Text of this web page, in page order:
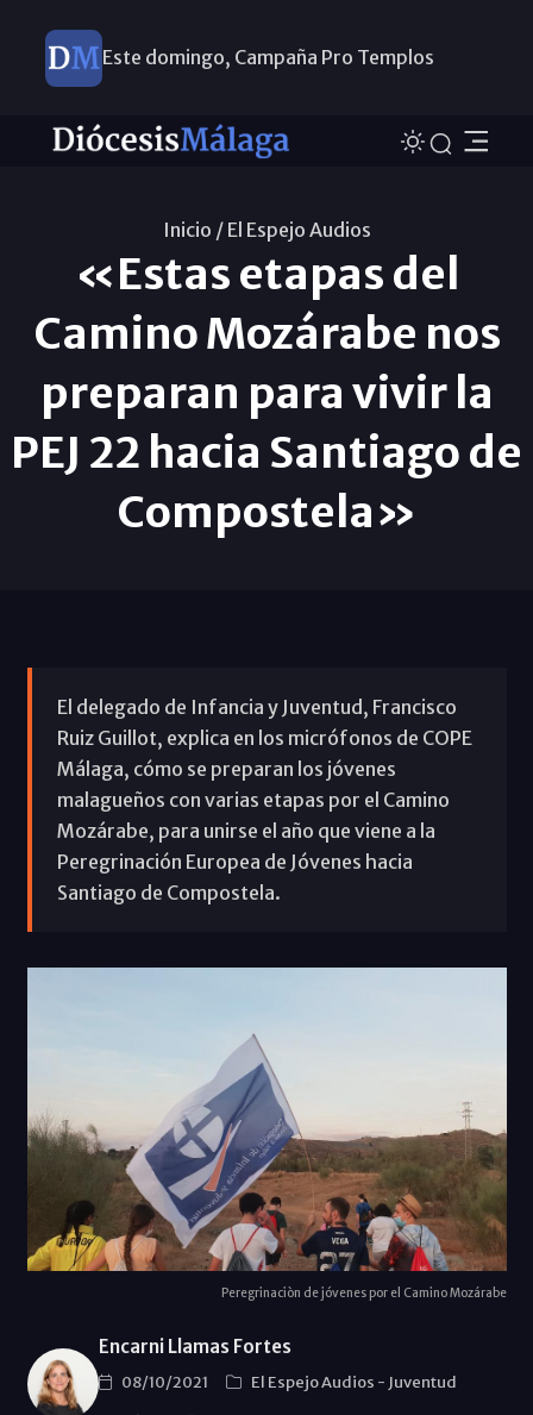
Este domingo, Campaña Pro Templos
Inicio / El Espejo Audios
«Estas etapas del
Camino Mozárabe nos
preparan para vivir la
PEJ 22 hacia Santiago de
Compostela»
El delegado de Infancia y Juventud, Francisco
Ruiz Guillot, explica en los micrófonos de COPE
Málaga, cómo se preparan los jóvenes
malagueños con varias etapas por el Camino
Mozárabe, para unirse el año que viene a la
Peregrinación Europea de Jóvenes hacia
Santiago de Compostela.
Peregrinaciòn de jóvenes por el Camino Mozárabe
Encarni Llamas Fortes
08/10/2021 El Espejo Audios - Juventud